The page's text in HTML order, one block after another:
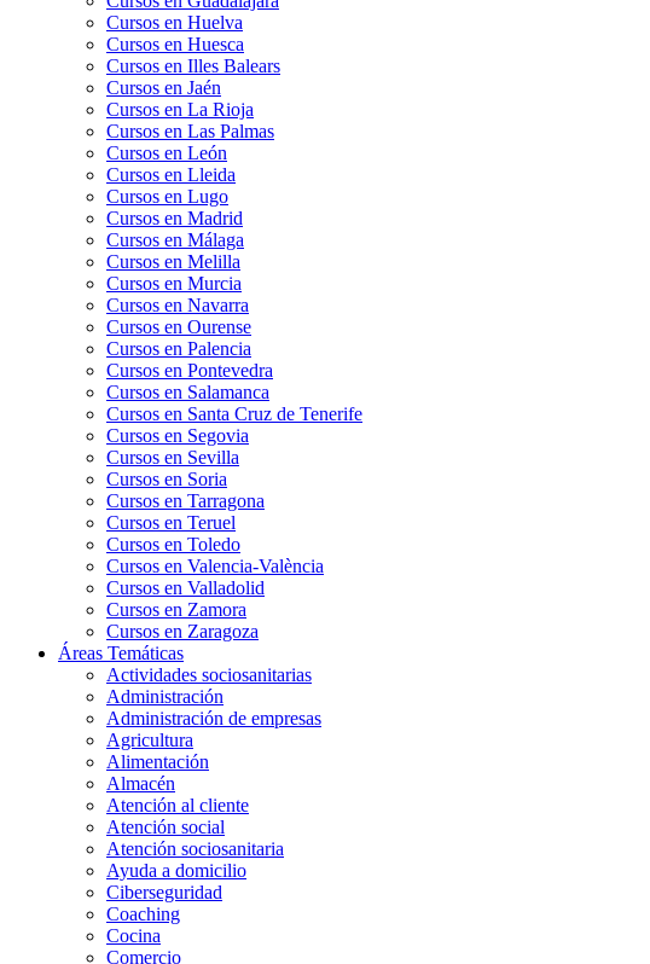
Cursos en Huelva
Cursos en Huesca
Cursos en Illes Balears
Cursos en Jaén
Cursos en La Rioja
Cursos en Las Palmas
Cursos en León
Cursos en Lleida
Cursos en Lugo
Cursos en Madrid
Cursos en Málaga
Cursos en Melilla
Cursos en Murcia
Cursos en Navarra
Cursos en Ourense
Cursos en Palencia
Cursos en Pontevedra
Cursos en Salamanca
Cursos en Santa Cruz de Tenerife
Cursos en Segovia
Cursos en Sevilla
Cursos en Soria
Cursos en Tarragona
Cursos en Teruel
Cursos en Toledo
Cursos en Valencia-València
Cursos en Valladolid
Cursos en Zamora
Cursos en Zaragoza
Áreas Temáticas
Actividades sociosanitarias
Administración
Administración de empresas
Agricultura
Alimentación
Almacén
Atención al cliente
Atención social
Atención sociosanitaria
Ayuda a domicilio
Ciberseguridad
Coaching
Cocina
Comercio